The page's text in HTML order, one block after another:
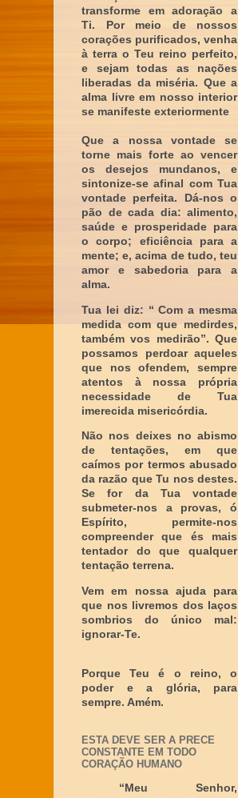
transforme em adoração a
Ti. Por meio de nossos
corações purificados, venha
à terra o Teu reino perfeito,
e sejam todas as nações
liberadas da miséria. Que a
alma livre em nosso interior
se manifeste exteriormente
Que a nossa vontade se
torne mais forte ao vencer
os desejos mundanos, e
sintonize-se afinal com Tua
vontade perfeita. Dá-nos o
pão de cada dia: alimento,
saúde e prosperidade para
o corpo; eficiência para a
mente; e, acima de tudo, teu
amor e sabedoria para a
alma.
Tua lei diz: “ Com a mesma
medida com que medirdes,
também vos medirão”. Que
possamos perdoar aqueles
que nos ofendem, sempre
atentos à nossa própria
necessidade de Tua
imerecida misericórdia.
Não nos deixes no abismo
de tentações, em que
caímos por termos abusado
da razão que Tu nos destes.
Se for da Tua vontade
submeter-nos a provas, ó
Espírito, permite-nos
compreender que és mais
tentador do que qualquer
tentação terrena.
Vem em nossa ajuda para
que nos livremos dos laços
sombrios do único mal:
ignorar-Te.
Porque Teu é o reino, o
poder e a glória, para
sempre. Amém.
ESTA DEVE SER A PRECE
CONSTANTE EM TODO
CORAÇÃO HUMANO
“Meu Senhor,